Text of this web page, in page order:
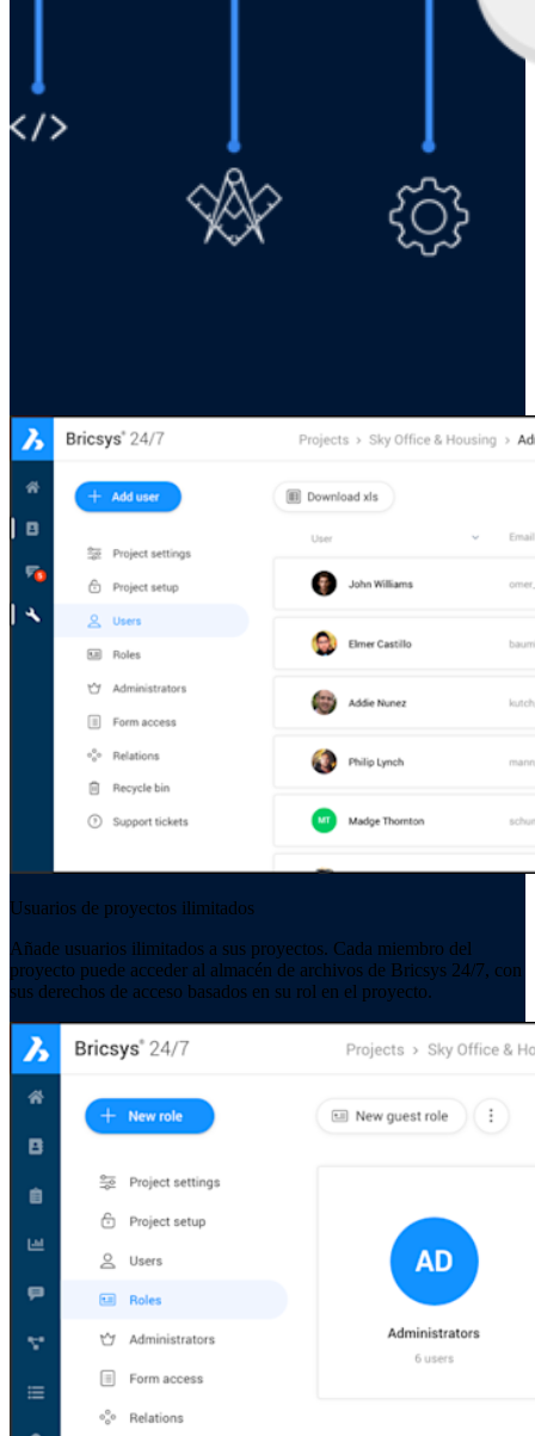
Usuarios de proyectos ilimitados
Añade usuarios ilimitados a sus proyectos. Cada miembro del
proyecto puede acceder al almacén de archivos de Bricsys 24/7, con
sus derechos de acceso basados en su rol en el proyecto.